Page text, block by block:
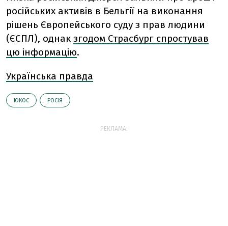
російських активів в Бельгії на виконання
рішень Європейського суду з прав людини
(ЄСПЛ), однак згодом Страсбург спростував
цю інформацію.
Українська правда
ЮКОС РОСІЯ
РЕКЛАМА: